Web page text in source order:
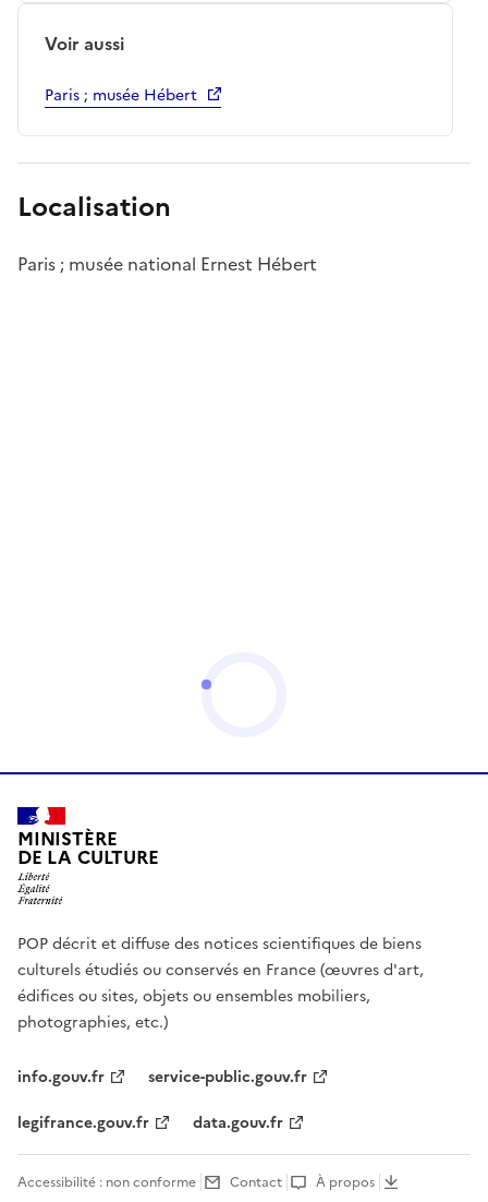
Voir aussi
Paris ; musée Hébert
Localisation
Paris ; musée national Ernest Hébert
MINISTÈRE
DE LA CULTURE
POP décrit et diffuse des notices scientifiques de biens
culturels étudiés ou conservés en France (œuvres d'art,
édifices ou sites, objets ou ensembles mobiliers,
photographies, etc.)
info.gouv.fr
service-public.gouv.fr
legifrance.gouv.fr
data.gouv.fr
Accessibilité : non conforme Contact À propos